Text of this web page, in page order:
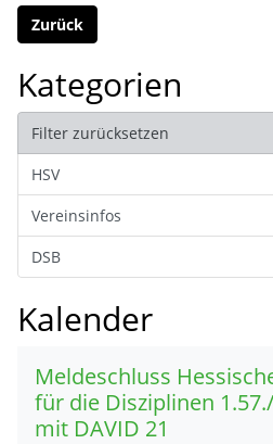
Zurück
Kategorien
Filter zurücksetzen
HSV
Vereinsinfos
DSB
Kalender
Meldeschluss
für die Disziplinen
mit DAVID 21